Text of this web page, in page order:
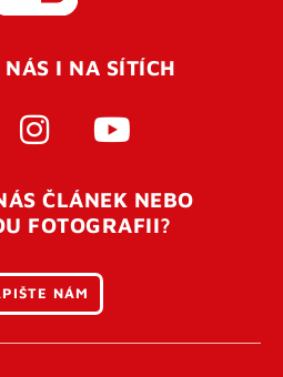
je potřeba
Po úspěšném odeslání
váš účet ověří a můžete se
složku SPAM ve
NÁS I NA SÍTÍCH
ČLÁNEK NEBO
FOTOGRAFII?
NÁM